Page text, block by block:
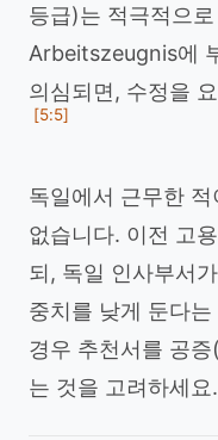
등급)는 적극적으
Arbeitszeugnis에
의심되면, 수정을
[5:5]
독일에서 근무한
없습니다. 이전 고
되, 독일 인사부서
중치를 낮게 둔다
경우 추천서를 공
는 것을 고려하세요.